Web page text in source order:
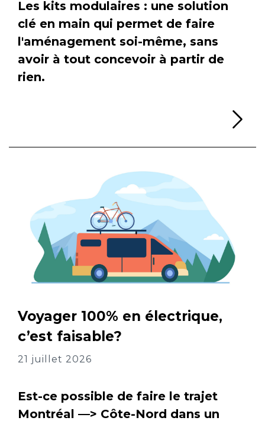
Les kits modulaires : une solution
clé en main qui permet de faire
l'aménagement soi-même, sans
avoir à tout concevoir à partir de
rien.
Voyager 100% en électrique,
c’est faisable?
21 juillet 2026
Est-ce possible de faire le trajet
Montréal —> Côte-Nord dans un